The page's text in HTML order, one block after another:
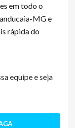
em todo o
MG e
rápida do
equipe e seja